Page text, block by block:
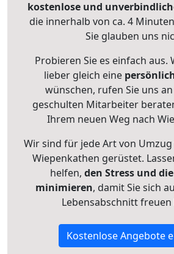
kostenlose und
die innerhalb von ca. 4
Sie glauben uns
Probieren Sie es einfach aus.
lieber gleich eine
wünschen, rufen Sie uns
geschulten Mitarbeiter
Ihrem neuen Weg nach
Wir sind für jede Art von
Wiepenkathen gerüstet.
helfen, den Stress und
minimieren, damit Sie sich
Lebensabschnitt
Kostenlose Angebote